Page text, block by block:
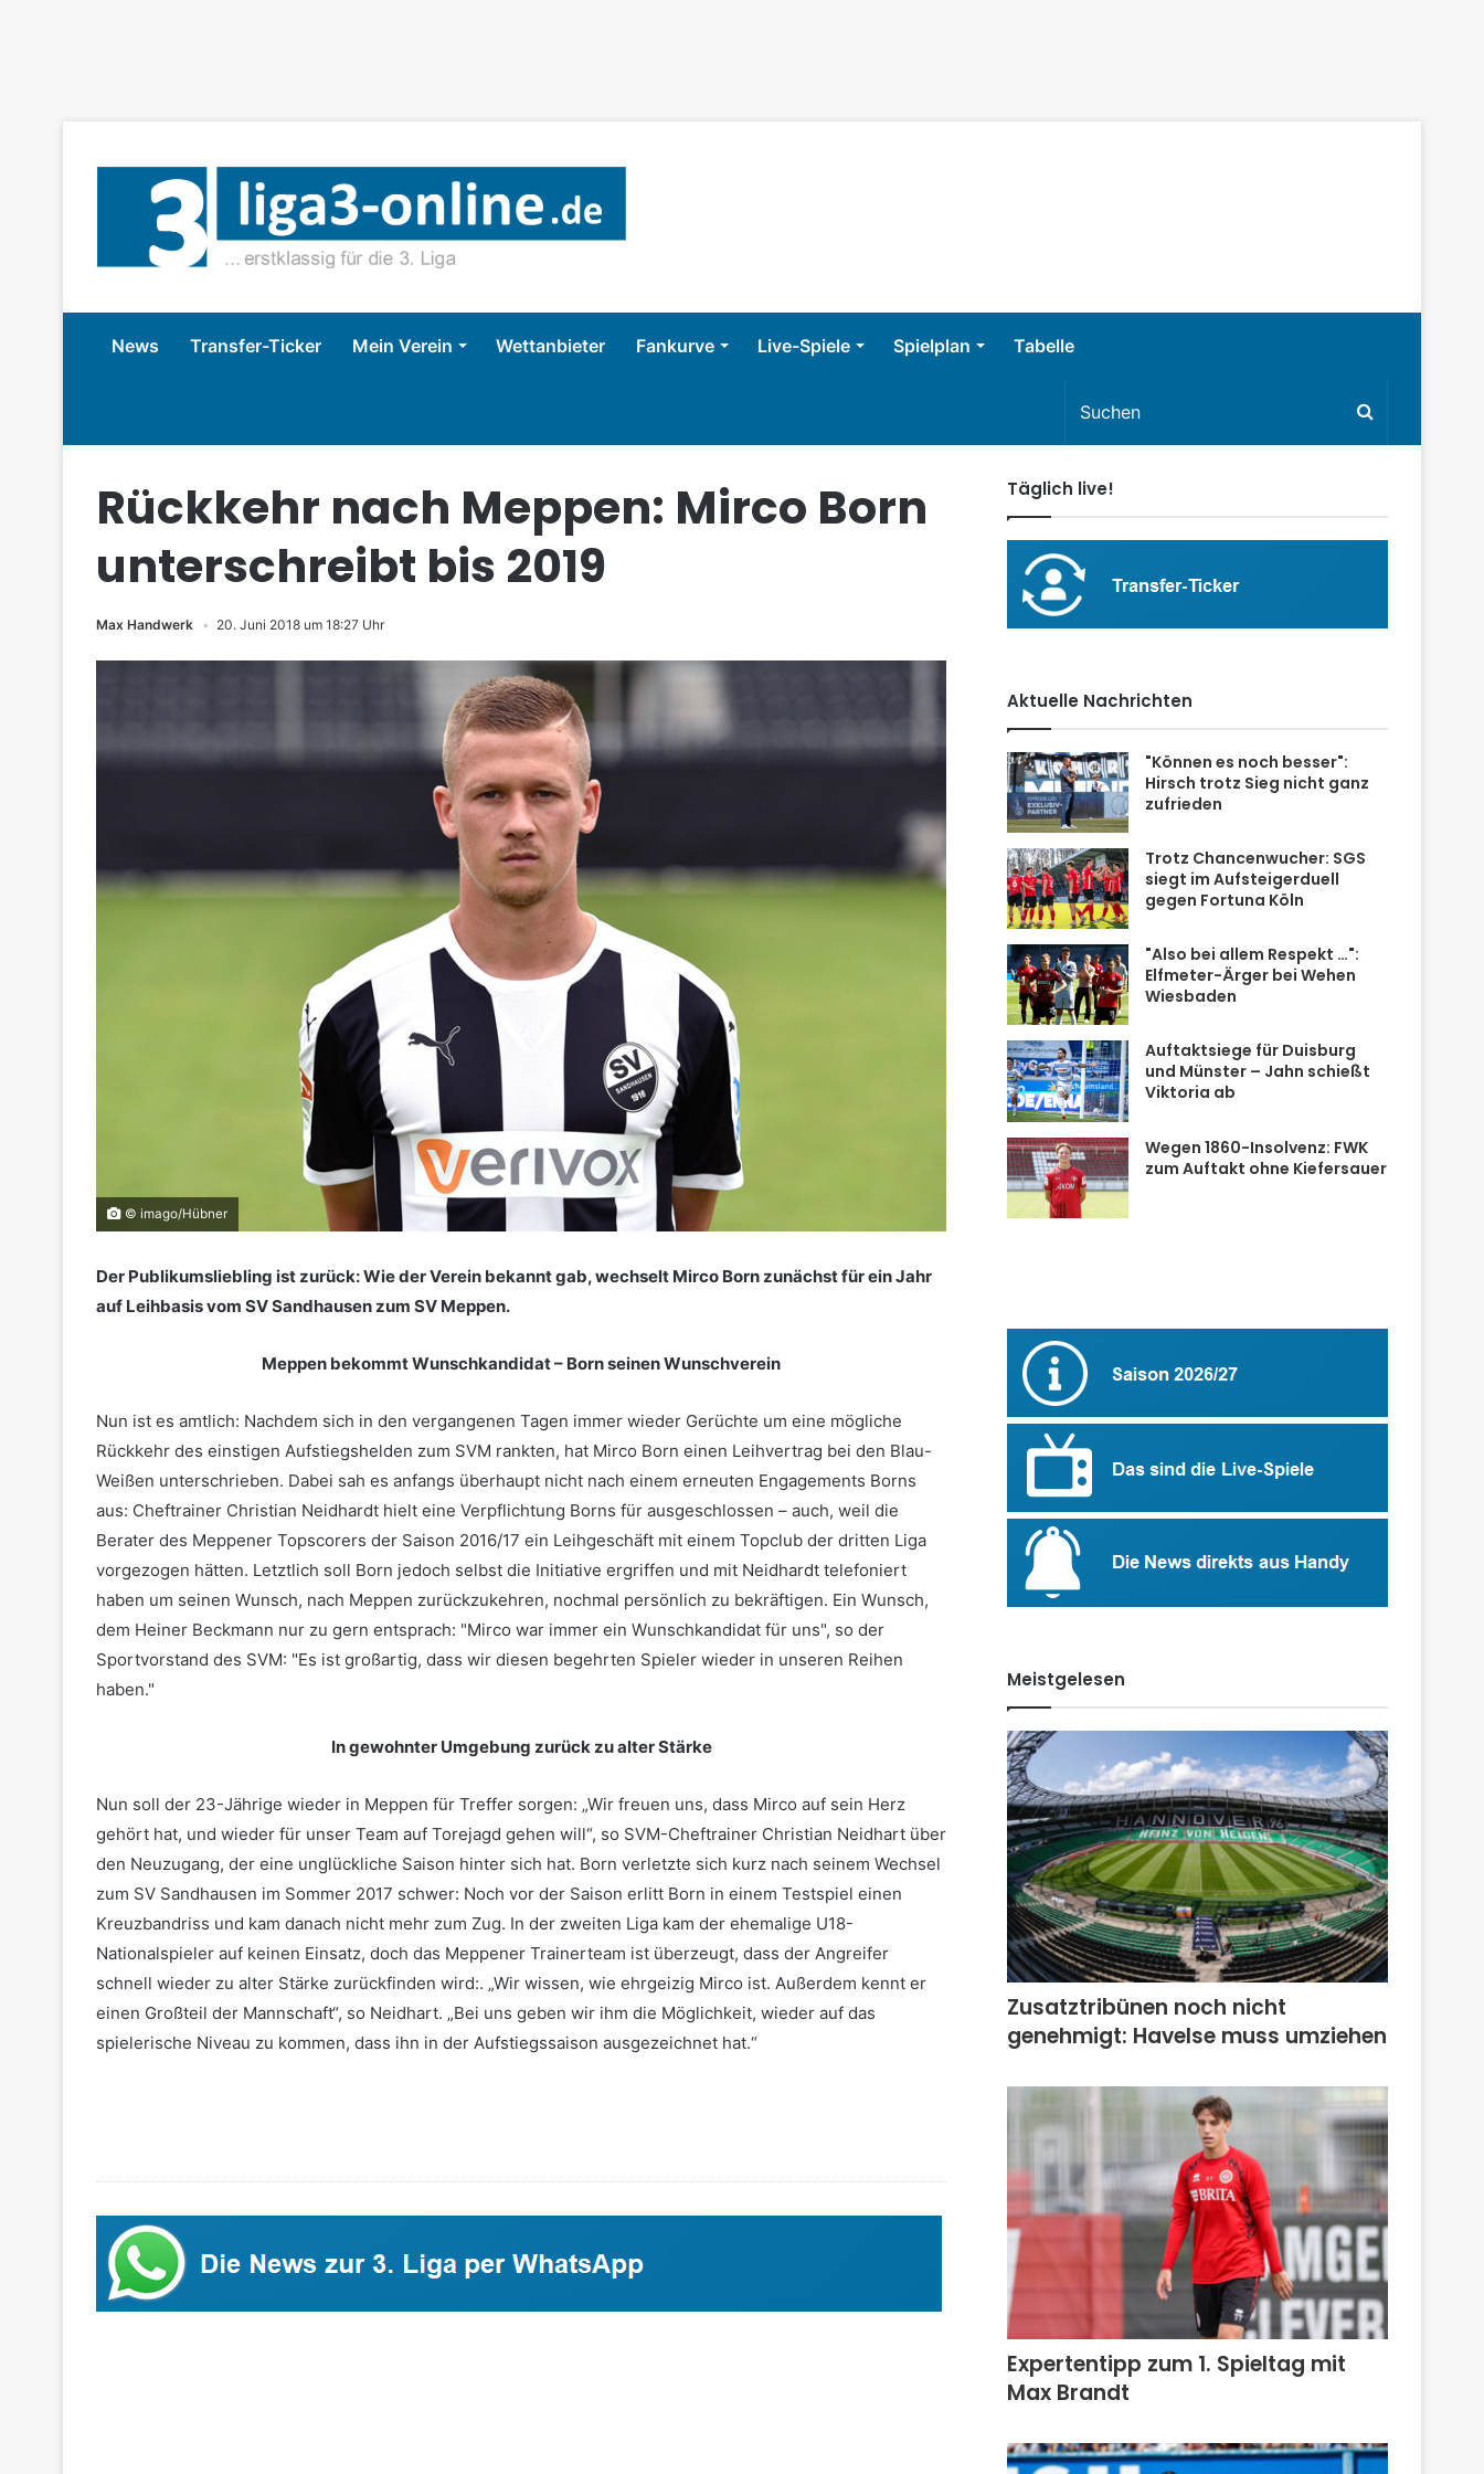
News Transfer-Ticker Mein Verein Wettanbieter Fankurve Live-Spiele Spielplan Tabelle
Rückkehr nach Meppen: Mirco Born
unterschreibt bis 2019
Max Handwerk 20. Juni 2018 um 18:27 Uhr
© imago/Hübner
Der Publikumsliebling ist zurück: Wie der Verein bekannt gab, wechselt Mirco Born zunächst für ein Jahr
auf Leihbasis vom SV Sandhausen zum SV Meppen.
Meppen bekommt Wunschkandidat – Born seinen Wunschverein
Nun ist es amtlich: Nachdem sich in den vergangenen Tagen immer wieder Gerüchte um eine mögliche
Rückkehr des einstigen Aufstiegshelden zum SVM rankten, hat Mirco Born einen Leihvertrag bei den Blau-
Weißen unterschrieben. Dabei sah es anfangs überhaupt nicht nach einem erneuten Engagements Borns
aus: Cheftrainer Christian Neidhardt hielt eine Verpflichtung Borns für ausgeschlossen – auch, weil die
Berater des Meppener Topscorers der Saison 2016/17 ein Leihgeschäft mit einem Topclub der dritten Liga
vorgezogen hätten. Letztlich soll Born jedoch selbst die Initiative ergriffen und mit Neidhardt telefoniert
haben um seinen Wunsch, nach Meppen zurückzukehren, nochmal persönlich zu bekräftigen. Ein Wunsch,
dem Heiner Beckmann nur zu gern entsprach: "Mirco war immer ein Wunschkandidat für uns", so der
Sportvorstand des SVM: "Es ist großartig, dass wir diesen begehrten Spieler wieder in unseren Reihen
haben."
In gewohnter Umgebung zurück zu alter Stärke
Nun soll der 23-Jährige wieder in Meppen für Treffer sorgen: „Wir freuen uns, dass Mirco auf sein Herz
gehört hat, und wieder für unser Team auf Torejagd gehen will“, so SVM-Cheftrainer Christian Neidhart über
den Neuzugang, der eine unglückliche Saison hinter sich hat. Born verletzte sich kurz nach seinem Wechsel
zum SV Sandhausen im Sommer 2017 schwer: Noch vor der Saison erlitt Born in einem Testspiel einen
Kreuzbandriss und kam danach nicht mehr zum Zug. In der zweiten Liga kam der ehemalige U18-
Nationalspieler auf keinen Einsatz, doch das Meppener Trainerteam ist überzeugt, dass der Angreifer
schnell wieder zu alter Stärke zurückfinden wird:. „Wir wissen, wie ehrgeizig Mirco ist. Außerdem kennt er
einen Großteil der Mannschaft“, so Neidhart. „Bei uns geben wir ihm die Möglichkeit, wieder auf das
spielerische Niveau zu kommen, dass ihn in der Aufstiegssaison ausgezeichnet hat.“
Täglich live!
Aktuelle Nachrichten
"Können es noch besser":
Hirsch trotz Sieg nicht ganz
zufrieden
Trotz Chancenwucher: SGS
siegt im Aufsteigerduell
gegen Fortuna Köln
"Also bei allem Respekt …":
Elfmeter-Ärger bei Wehen
Wiesbaden
Auftaktsiege für Duisburg
und Münster – Jahn schießt
Viktoria ab
Wegen 1860-Insolvenz: FWK
zum Auftakt ohne Kiefersauer
Meistgelesen
Zusatztribünen noch nicht
genehmigt: Havelse muss umziehen
Expertentipp zum 1. Spieltag mit
Max Brandt